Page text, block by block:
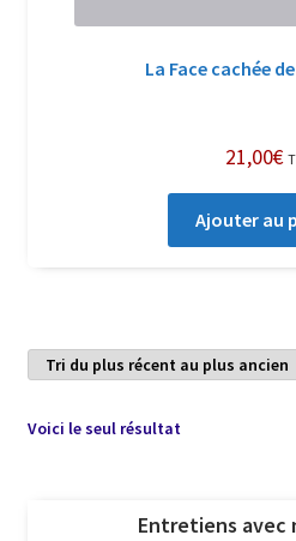
La Face cachée
21,00€
Ajouter au
Voici le seul résultat
Entretiens avec